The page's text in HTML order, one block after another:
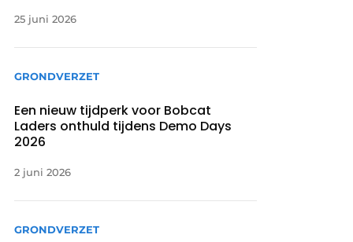
25 juni 2026
GRONDVERZET
Een nieuw tijdperk voor Bobcat
Laders onthuld tijdens Demo Days
2026
2 juni 2026
GRONDVERZET